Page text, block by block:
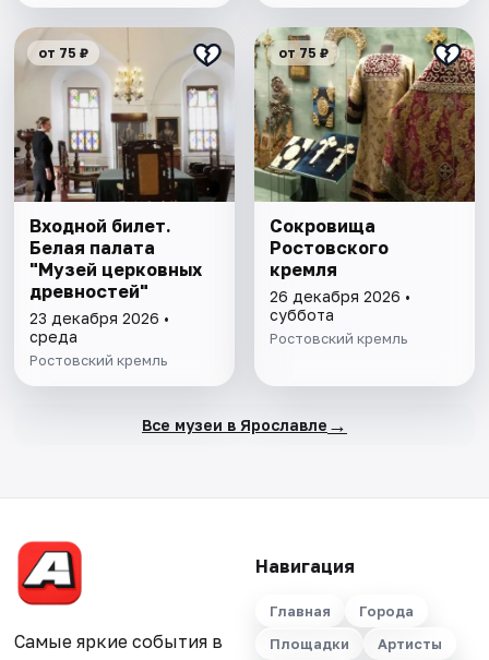
от 75 ₽
Входной билет.
Белая палата
"Музей церковных
древностей"
23 декабря 2026 •
среда
Ростовский кремль
от 75 ₽
Сокровища
Ростовского
кремля
26 декабря 2026 •
суббота
Ростовский кремль
Все музеи в Ярославле →
Самые яркие события в
Навигация
Главная
Города
Площадки
Артисты